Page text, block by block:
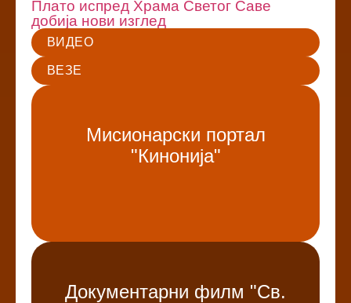
Плато испред Храма Светог Саве
добија нови изглед
ВИДЕО
ВЕЗЕ
Мисионарски портал
"Кинонија"
Документарни филм "Св.